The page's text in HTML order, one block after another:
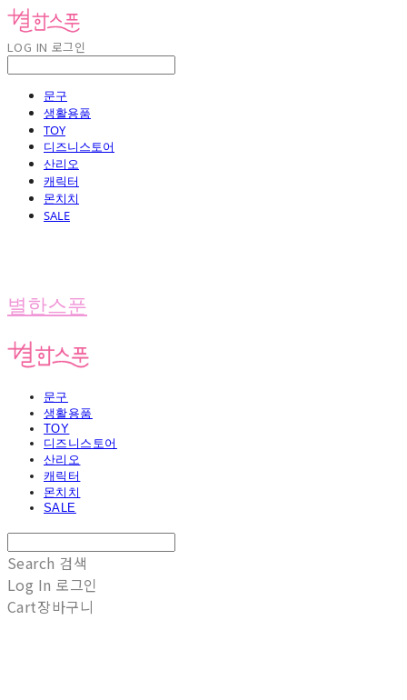
LOG IN 로그인
문구
생활용품
TOY
디즈니스토어
산리오
캐릭터
몬치치
SALE
별한스푼
문구
생활용품
TOY
디즈니스토어
산리오
캐릭터
몬치치
SALE
Search 검색
Log In 로그인
Cart장바구니